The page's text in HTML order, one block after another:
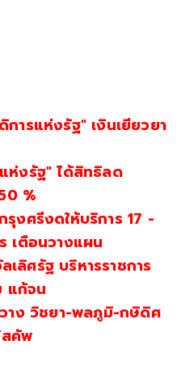
ารแห่งรัฐ" เงินเยียวยา
ห่งรัฐ" ได้สิทธิลด
%
งศรีงดให้บริการ 17 -
เตือนวางแผน
เลิศรัฐ บริหารราชการ
แก้จน
าง วิชยา-พลภูมิ-กษิดิศ
สคัพ